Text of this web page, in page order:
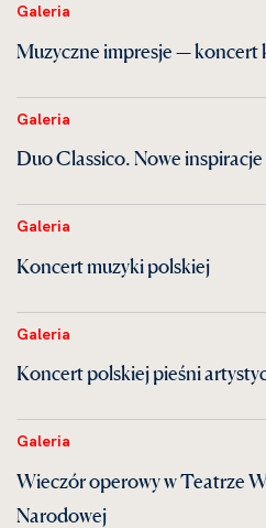
Galeria
Muzyczne impresje — koncert
Galeria
Duo Classico. Nowe inspiracje
Galeria
Koncert muzyki polskiej
Galeria
Koncert polskiej pieśni
Galeria
Wieczór operowy w Teatrze
Narodowej